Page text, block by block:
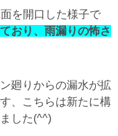
を開口した様子で
おり、雨漏りの怖さ
廻りからの漏水が拡
、こちらは新たに構
した(^^)